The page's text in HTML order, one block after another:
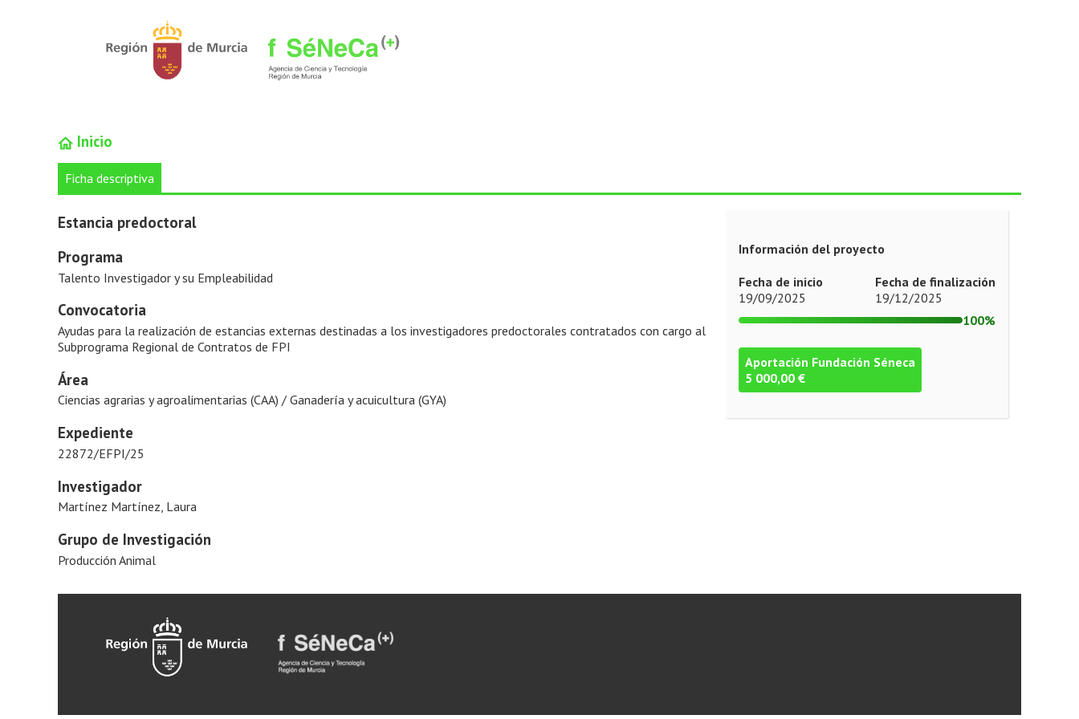
Inicio
Ficha descriptiva
Estancia predoctoral
Programa
Talento Investigador y su Empleabilidad
Convocatoria
Ayudas para la realización de estancias externas destinadas a los investigadores predoctorales contratados con cargo al
Subprograma Regional de Contratos de FPI
Área
Ciencias agrarias y agroalimentarias (CAA) / Ganadería y acuicultura (GYA)
Expediente
22872/EFPI/25
Investigador
Martínez Martínez, Laura
Grupo de Investigación
Producción Animal
Información del proyecto
Fecha de inicio
19/09/2025
Fecha de finalización
19/12/2025
100%
Aportación Fundación Séneca
5 000,00 €